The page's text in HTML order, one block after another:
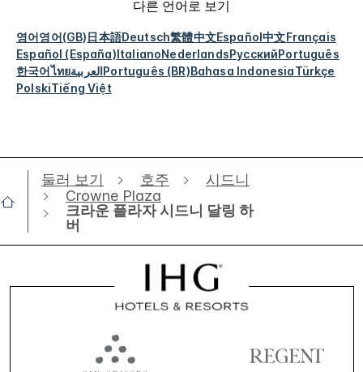
다른 언어로 보기
영어영어(GB)日本語Deutsch繁體中文Español中文Français
Español (España)ItalianoNederlandsРусскийPortuguês
한국어ไทยالعربيةPortuguês (BR)Bahasa IndonesiaTürkçe
PolskiTiếng Việt
둘러 보기 호주
시드니
Crowne Plaza
크라운 플라자 시드니 달링 하
버